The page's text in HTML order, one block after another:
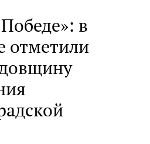
в
отметили